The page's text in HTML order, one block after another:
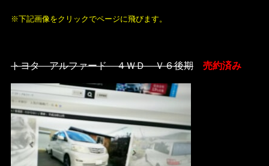
※下記画像をクリックでページに飛びます。
トヨタ アルファード ４ＷＤ Ｖ６後期 売約済み